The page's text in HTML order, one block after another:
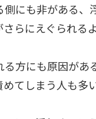
にも非がある
らにえぐられる
方にも原因が
てしまう人も多